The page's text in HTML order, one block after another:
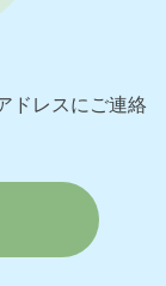
ドレスにご連絡